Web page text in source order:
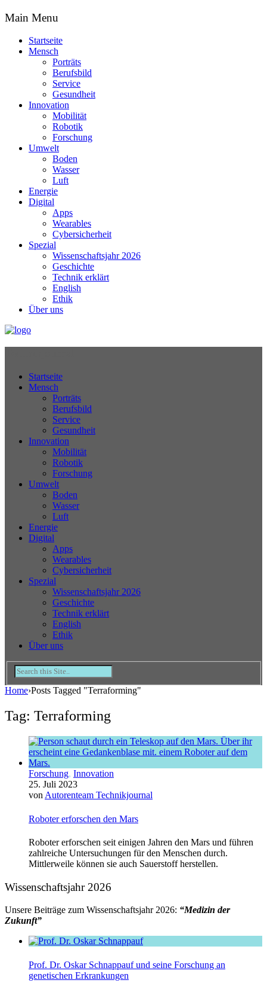
Main Menu
Startseite
Mensch
Porträts
Berufsbild
Service
Gesundheit
Innovation
Mobilität
Robotik
Forschung
Umwelt
Boden
Wasser
Luft
Energie
Digital
Apps
Wearables
Cybersicherheit
Spezial
Wissenschaftsjahr 2026
Geschichte
Technik erklärt
English
Ethik
Über uns
Startseite
Mensch
Porträts
Berufsbild
Service
Gesundheit
Innovation
Mobilität
Robotik
Forschung
Umwelt
Boden
Wasser
Luft
Energie
Digital
Apps
Wearables
Cybersicherheit
Spezial
Wissenschaftsjahr 2026
Geschichte
Technik erklärt
English
Ethik
Über uns
Home›Posts Tagged "Terraforming"
Tag: Terraforming
Forschung, Innovation
25. Juli 2023
von Autorenteam Technikjournal
Roboter erforschen den Mars
Roboter erforschen seit einigen Jahren den Mars und führen
zahlreiche Untersuchungen für den Menschen durch.
Mittlerweile können sie auch Sauerstoff herstellen.
Wissenschaftsjahr 2026
Unsere Beiträge zum Wissenschaftsjahr 2026: “Medizin der
Zukunft”
Prof. Dr. Oskar Schnappauf und seine Forschung an
genetischen Erkrankungen